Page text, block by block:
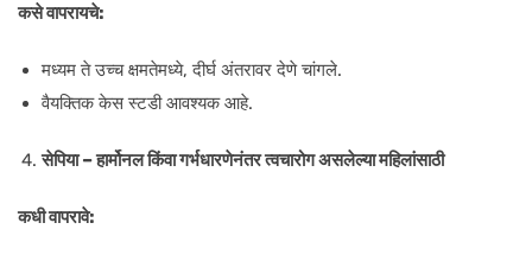
कसे वापरायचे:
मध्यम ते उच्च क्षमतेमध्ये, दीर्घ अंतरावर देणे चांगले.
वैयक्तिक केस स्टडी आवश्यक आहे.
सेपिया – हार्मोनल किंवा गर्भधारणेनंतर त्वचारोग असलेल्या महिलांसाठी
कधी वापरावे: